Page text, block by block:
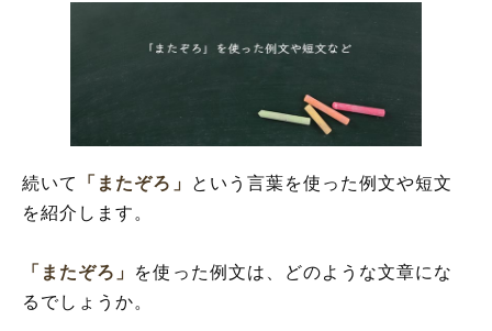
続いて 「またぞろ」
という言葉を使った例文や短文
を紹介します。
「またぞろ」 を使った例文は、どのような文章にな
るでしょうか。